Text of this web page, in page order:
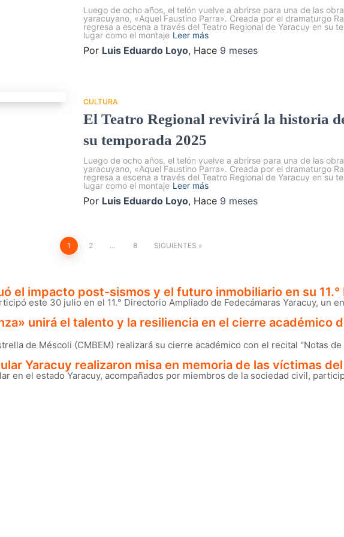
Luego de ocho años, el telón vuelve a abrirse para una de las
yaracuyano, «Aquel Faustino Parra». Creada por el dramaturgo
regresa a escena a través del Teatro Regional de Yaracuy en su
lugar como el montaje Leer más
Por Luis Eduardo Loyo, Hace 9 meses
CULTURA
El Teatro Regional revivirá la historia
su temporada 2025
Luego de ocho años, el telón vuelve a abrirse para una de las
yaracuyano, «Aquel Faustino Parra». Creada por el dramaturgo
regresa a escena a través del Teatro Regional de Yaracuy en su
lugar como el montaje Leer más
Por Luis Eduardo Loyo, Hace 9 meses
1 2 … 8 SIGUIENTES
el impacto post-sismos y el futuro inmobiliario en su
este 30 julio en el 11.° Directorio Ampliado de Fedecámaras Yaracuy, un
unirá el talento y la resiliencia en el cierre académico
de Méscoli (CMBEM) realizará su cierre académico con el recital "Notas de
Yaracuy realizaron misa en memoria de las víctimas
en el estado Yaracuy, acompañados por miembros de la sociedad civil,